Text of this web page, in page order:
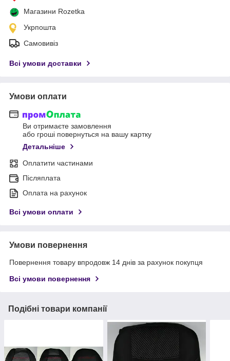
Магазини Rozetka
Укрпошта
Самовивіз
Всі умови доставки
Умови оплати
Ви отримаєте замовлення
або гроші повернуться на вашу картку
Детальніше
Оплатити частинами
Післяплата
Оплата на рахунок
Всі умови оплати
Умови повернення
Повернення товару впродовж 14 днів за рахунок покупця
Всі умови повернення
Подібні товари компанії